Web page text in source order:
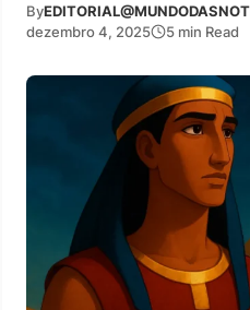
By
dezembro 4, 2025
5 min Read